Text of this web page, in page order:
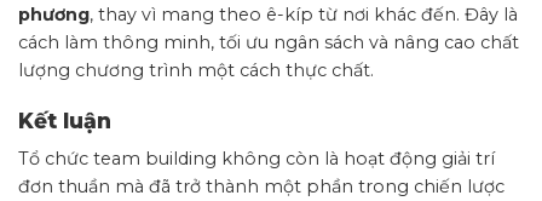
phương, thay vì mang theo ê-kíp từ nơi khác đến. Đây là
cách làm thông minh, tối ưu ngân sách và nâng cao chất
lượng chương trình một cách thực chất.
Kết luận
Tổ chức team building không còn là hoạt động giải trí
đơn thuần mà đã trở thành một phần trong chiến lược